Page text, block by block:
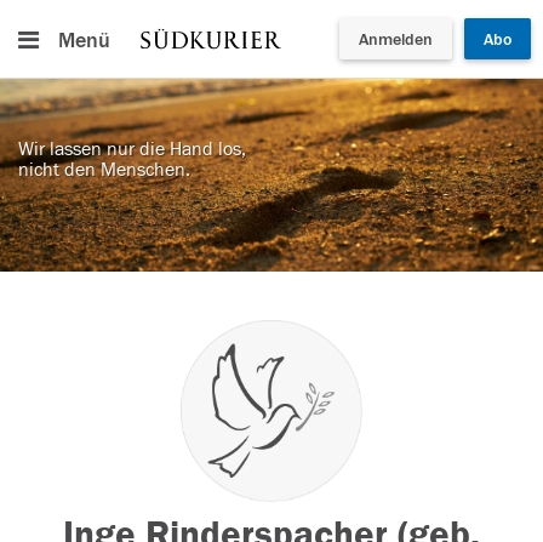
Menü Anmelden Abo
Wir lassen nur die Hand los,
nicht den Menschen.